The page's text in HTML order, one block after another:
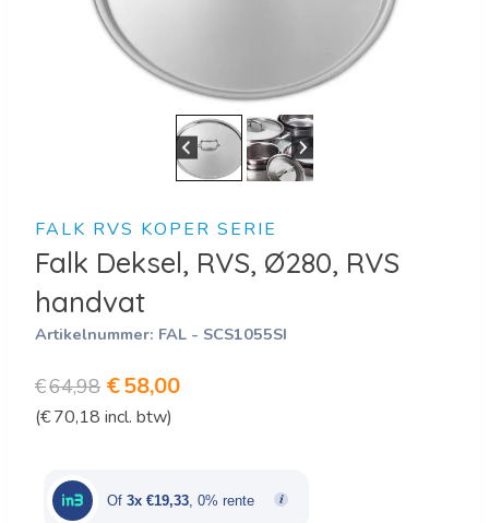
FALK RVS KOPER SERIE
Falk Deksel, RVS, Ø280, RVS
handvat
Artikelnummer: FAL - SCS1055SI
€64,98 Oorspronkelijke
prijs
€64,98.
€58,00Huidige
€58,00.
(€70,18 incl. btw)
Of 3x €19,33 , 0% rente